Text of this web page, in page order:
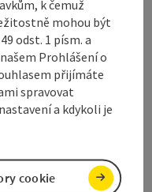
k čemuž
mohou být
odst. 1 písm. a
Prohlášení o
přijímáte
spravovat
a kdykoli je
cookie